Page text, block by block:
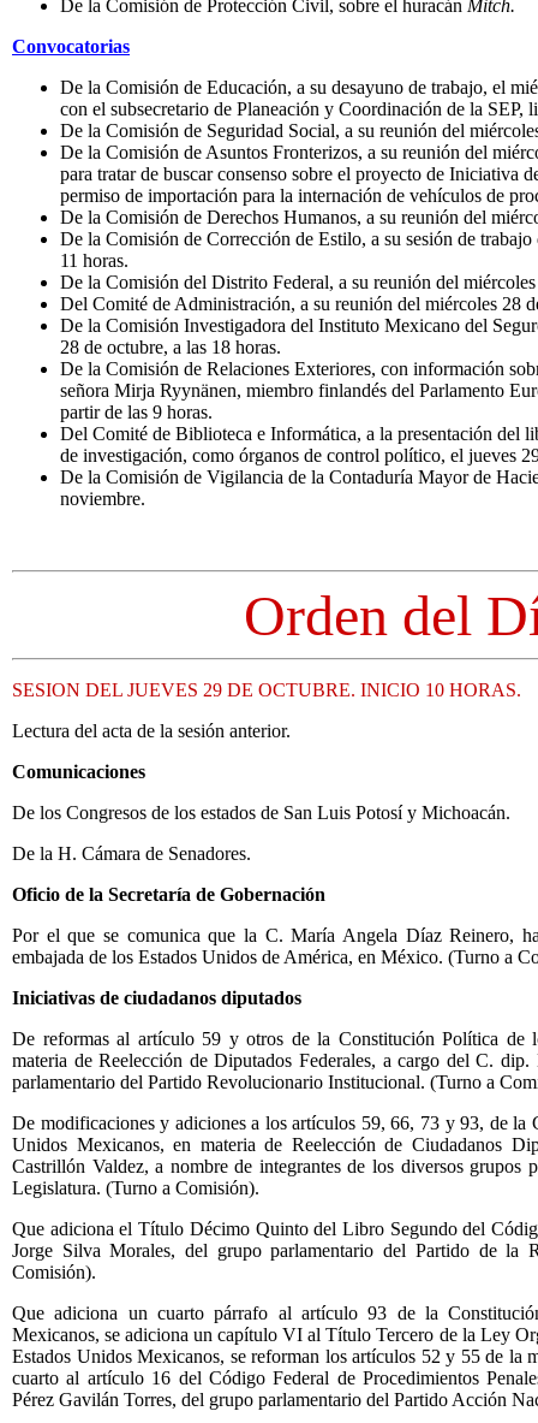
De la Comisión de Protección Civil, sobre el huracán Mitch.
Convocatorias
De la Comisión de Educación, a su desayuno de trabajo, el
con el subsecretario de Planeación y Coordinación de la SEP,
De la Comisión de Seguridad Social, a su reunión del
De la Comisión de Asuntos Fronterizos, a su reunión del
para tratar de buscar consenso sobre el proyecto de Iniciativa
permiso de importación para la internación de vehículos de
De la Comisión de Derechos Humanos, a su reunión del
De la Comisión de Corrección de Estilo, a su sesión de
11 horas.
De la Comisión del Distrito Federal, a su reunión del
Del Comité de Administración, a su reunión del miércoles 28
De la Comisión Investigadora del Instituto Mexicano del
28 de octubre, a las 18 horas.
De la Comisión de Relaciones Exteriores, con información
señora Mirja Ryynänen, miembro finlandés del Parlamento
partir de las 9 horas.
Del Comité de Biblioteca e Informática, a la presentación del
de investigación, como órganos de control político, el jueves
De la Comisión de Vigilancia de la Contaduría Mayor de
noviembre.
Orden del
SESION DEL JUEVES 29 DE OCTUBRE. INICIO 10 HORAS.
Lectura del acta de la sesión anterior.
Comunicaciones
De los Congresos de los estados de San Luis Potosí y Michoacán.
De la H. Cámara de Senadores.
Oficio de la Secretaría de Gobernación
Por el que se comunica que la C. María Angela Díaz Reinero,
embajada de los Estados Unidos de América, en México. (Turno a
Iniciativas de ciudadanos diputados
De reformas al artículo 59 y otros de la Constitución Política de
materia de Reelección de Diputados Federales, a cargo del C.
parlamentario del Partido Revolucionario Institucional. (Turno a
De modificaciones y adiciones a los artículos 59, 66, 73 y 93, de la
Unidos Mexicanos, en materia de Reelección de Ciudadanos
Castrillón Valdez, a nombre de integrantes de los diversos grupos
Legislatura. (Turno a Comisión).
Que adiciona el Título Décimo Quinto del Libro Segundo del
Jorge Silva Morales, del grupo parlamentario del Partido de la
Comisión).
Que adiciona un cuarto párrafo al artículo 93 de la
Mexicanos, se adiciona un capítulo VI al Título Tercero de la Ley
Estados Unidos Mexicanos, se reforman los artículos 52 y 55 de la
cuarto al artículo 16 del Código Federal de Procedimientos
Pérez Gavilán Torres, del grupo parlamentario del Partido Acción